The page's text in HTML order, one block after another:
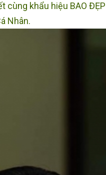
khẩu hiệu BAO ĐẸP
Nhân.